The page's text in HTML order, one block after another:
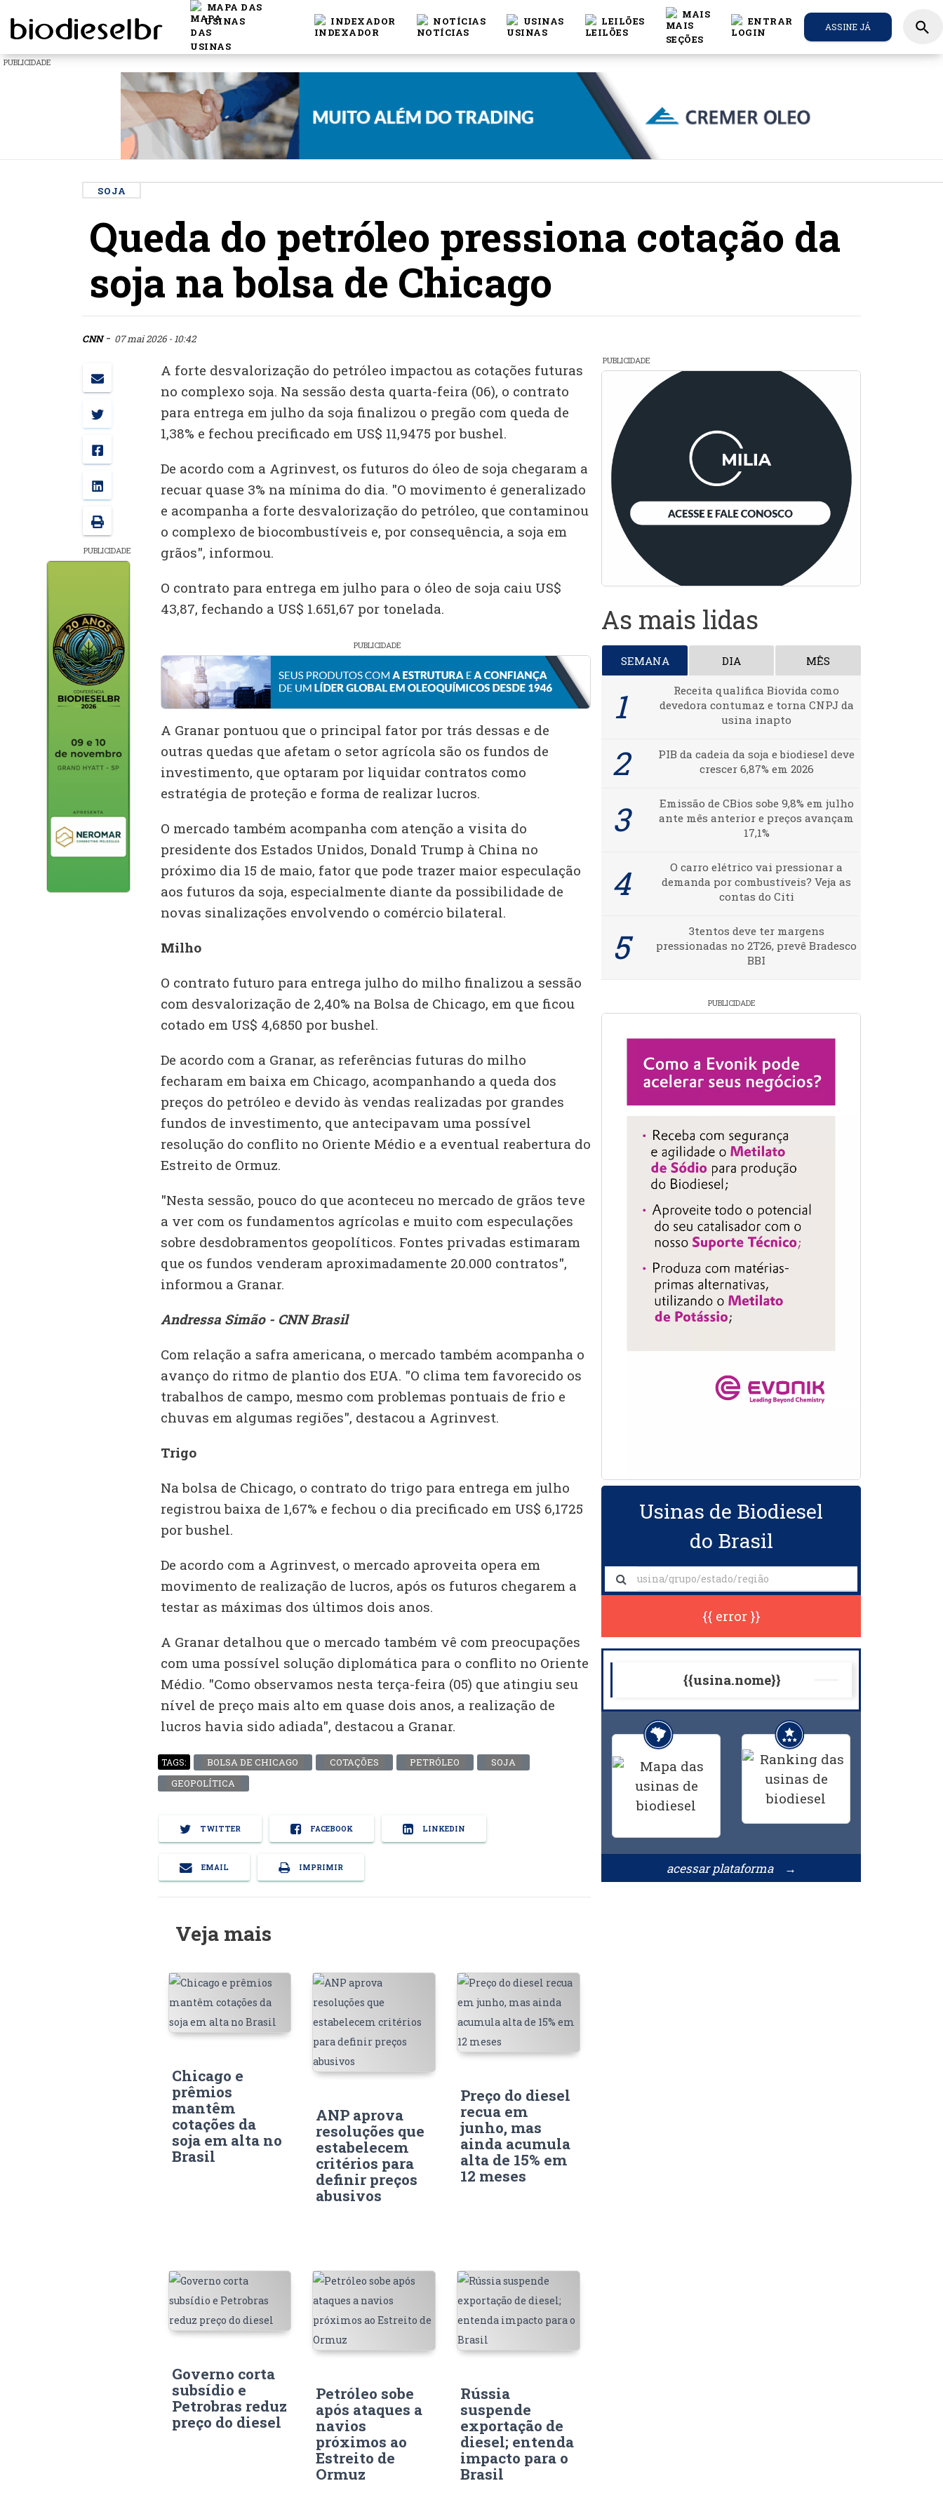
MAPA DAS
USINAS
INDEXADOR NOTÍCIAS USINAS LEILÕES
MAIS
ENTRAR ASSINE JÁ search
PUBLICIDADE
SOJA
Queda do petróleo pressiona cotação da
soja na bolsa de Chicago
CNN- 07 mai 2026 - 10:42
PUBLICIDADE
A forte desvalorização do petróleo impactou as cotações futuras
no complexo soja. Na sessão desta quarta-feira (06), o contrato
para entrega em julho da soja finalizou o pregão com queda de
1,38% e fechou precificado em US$ 11,9475 por bushel.
De acordo com a Agrinvest, os futuros do óleo de soja chegaram a
recuar quase 3% na mínima do dia. "O movimento é generalizado
e acompanha a forte desvalorização do petróleo, que contaminou
o complexo de biocombustíveis e, por consequência, a soja em
grãos", informou.
O contrato para entrega em julho para o óleo de soja caiu US$
43,87, fechando a US$ 1.651,67 por tonelada.
PUBLICIDADE
A Granar pontuou que o principal fator por trás dessas e de
outras quedas que afetam o setor agrícola são os fundos de
investimento, que optaram por liquidar contratos como
estratégia de proteção e forma de realizar lucros.
O mercado também acompanha com atenção a visita do
presidente dos Estados Unidos, Donald Trump à China no
próximo dia 15 de maio, fator que pode trazer maior especulação
aos futuros da soja, especialmente diante da possibilidade de
novas sinalizações envolvendo o comércio bilateral.
Milho
O contrato futuro para entrega julho do milho finalizou a sessão
com desvalorização de 2,40% na Bolsa de Chicago, em que ficou
cotado em US$ 4,6850 por bushel.
De acordo com a Granar, as referências futuras do milho
fecharam em baixa em Chicago, acompanhando a queda dos
preços do petróleo e devido às vendas realizadas por grandes
fundos de investimento, que antecipavam uma possível
resolução do conflito no Oriente Médio e a eventual reabertura do
Estreito de Ormuz.
"Nesta sessão, pouco do que aconteceu no mercado de grãos teve
a ver com os fundamentos agrícolas e muito com especulações
sobre desdobramentos geopolíticos. Fontes privadas estimaram
que os fundos venderam aproximadamente 20.000 contratos",
informou a Granar.
Andressa Simão - CNN Brasil
Com relação a safra americana, o mercado também acompanha o
avanço do ritmo de plantio dos EUA. "O clima tem favorecido os
trabalhos de campo, mesmo com problemas pontuais de frio e
chuvas em algumas regiões", destacou a Agrinvest.
Trigo
Na bolsa de Chicago, o contrato do trigo para entrega em julho
registrou baixa de 1,67% e fechou o dia precificado em US$ 6,1725
por bushel.
De acordo com a Agrinvest, o mercado aproveita opera em
movimento de realização de lucros, após os futuros chegarem a
testar as máximas dos últimos dois anos.
A Granar detalhou que o mercado também vê com preocupações
com uma possível solução diplomática para o conflito no Oriente
Médio. "Como observamos nesta terça-feira (05) que atingiu seu
nível de preço mais alto em quase dois anos, a realização de
lucros havia sido adiada", destacou a Granar.
TAGS: BOLSA DE CHICAGO COTAÇÕES PETRÓLEO
SOJA
GEOPOLÍTICA
TWITTER FACEBOOK LINKEDIN
EMAIL IMPRIMIR
Veja mais
Chicago e
prêmios
mantêm
cotações da
soja em alta no
Brasil
ANP aprova
resoluções que
estabelecem
critérios para
definir preços
abusivos
Preço do diesel
recua em
junho, mas
ainda acumula
alta de 15% em
12 meses
Governo corta
subsídio e
Petrobras reduz
preço do diesel
Petróleo sobe
após ataques a
navios
próximos ao
Estreito de
Ormuz
Rússia
suspende
exportação de
diesel; entenda
impacto para o
Brasil
PUBLICIDADE
As mais lidas
SEMANA DIA MÊS
Receita qualifica Biovida como
devedora contumaz e torna CNPJ da
usina inapto
PIB da cadeia da soja e biodiesel deve
crescer 6,87% em 2026
Emissão de CBios sobe 9,8% em julho
ante mês anterior e preços avançam
17,1%
O carro elétrico vai pressionar a
demanda por combustíveis? Veja as
contas do Citi
3tentos deve ter margens
pressionadas no 2T26, prevê Bradesco
BBI
PUBLICIDADE
Usinas de Biodiesel
do Brasil
{{ error }}
{{usina.nome}}
acessar plataforma →